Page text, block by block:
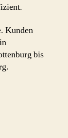
Kunden
bis